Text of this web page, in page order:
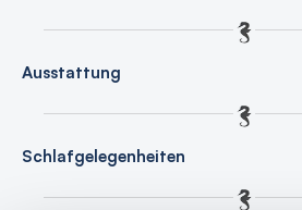
Ausstattung
Schlafgelegenheiten